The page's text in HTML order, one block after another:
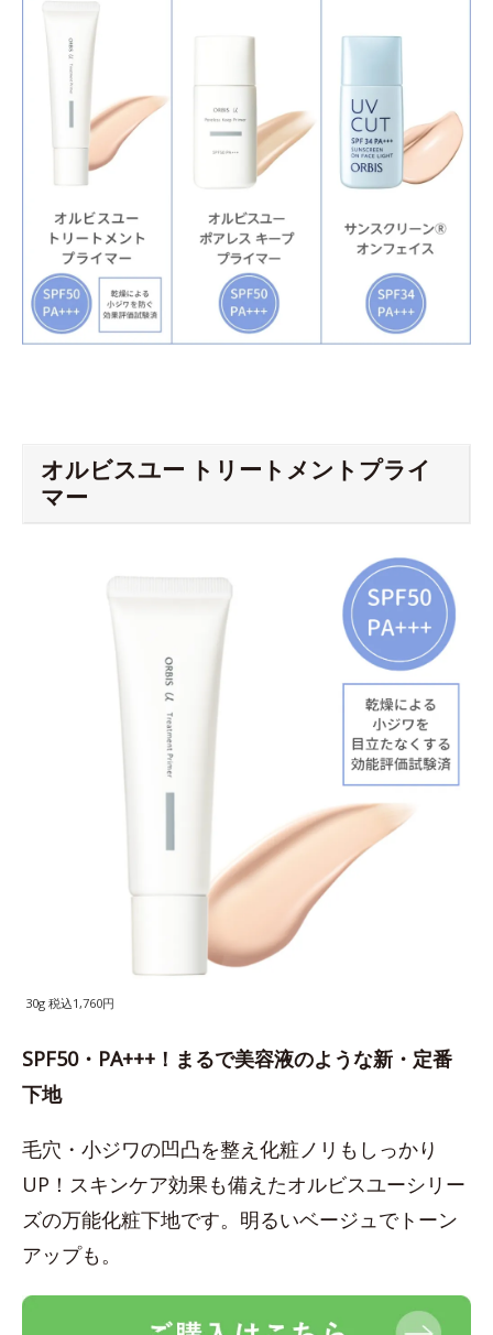
オルビスユー トリートメントプライ
マー
30g 税込1,760円
SPF50・PA+++！まるで美容液のような新・定番
下地
毛穴・小ジワの凹凸を整え化粧ノリもしっかり
UP！スキンケア効果も備えたオルビスユーシリー
ズの万能化粧下地です。明るいベージュでトーン
アップも。